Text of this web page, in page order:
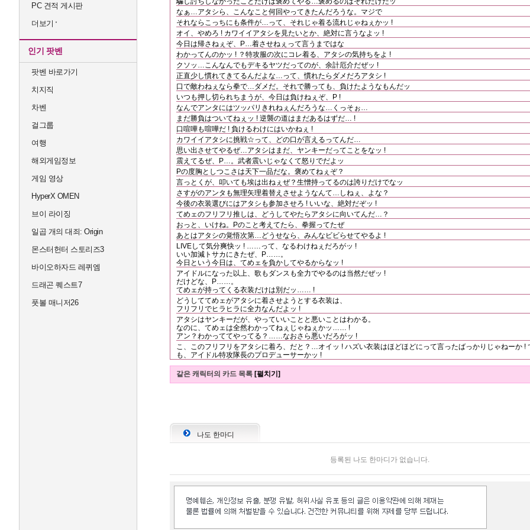
PC 견적 게시판
더보기
인기 팟벤
팟벤 바로가기
치지직
차벤
걸그룹
여행
해외게임정보
게임 영상
HyperX OMEN
브이 라이징
일곱 개의 대죄: Origin
몬스터헌터 스토리즈3
바이오하자드 레퀴엠
드래곤 퀘스트7
풋볼 매니저26
なぁ…アタシら、こんなこと何回やってきたんだろうな。マジで
それならこっちにも条件が…って、それじゃ着る流れじゃねぇかッ !
オイ、やめろ ! カワイイアタシを見たいとか、絶対に言うなよッ !
今日は帰さねぇぞ、P…着させねぇって言うまではな
わかってんのかッ ! ？特攻服の次にコレ着る、アタシの気持ちをよ !
クソッ…こんなんでもデキるヤツだってのが、余計厄介だぜッ !
正直少し慣れてきてるんだよな…って、慣れたらダメだろアタシ !
口で敵わねぇなら拳で…ダメだ。それで勝っても、負けたようなもんだッ
いつも押し切られちまうが、今日は負けねぇぞ、P !
なんでアンタにはツッパリきれねぇんだろうな…くっそぉ…
まだ勝負はついてねぇッ ! 逆襲の道はまだあるはずだ… !
口喧嘩も喧嘩だ ! 負けるわけにはいかねぇ !
カワイイアタシに挑戦☆って、どの口が言えるってんだ…
思い出させてやるぜ…アタシはまだ、ヤンキーだってことをなッ !
震えてるぜ、P…。武者震いじゃなくて怒りでだよッ
Pの度胸としつこさは天下一品だな。褒めてねぇぞ？
言っとくが、叩いても埃は出ねぇぜ？生憎持ってるのは誇りだけでなッ
さすがのアンタも無理矢理着替えさせようなんて…しねぇ、よな？
今後の衣装選びにはアタシも参加させろ ! いいな、絶対だぞッ !
てめェのフリフリ推しは、どうしてやたらアタシに向いてんだ…？
おっと、いけね。Pのこと考えてたら、拳握ってたぜ
あとはアタシの覚悟次第…どうせなら、みんなビビらせてやるよ !
LIVEして気分爽快ッ ! ……って、なるわけねぇだろがッ !
いい加減トサカにきたぜ、P……。
今日という今日は、てめェを負かしてやるからなッ !
アイドルになった以上、歌もダンスも全力でやるのは当然だぜッ !
だけどな、P……。
てめェが持ってくる衣装だけは別だッ…… !
どうしててめェがアタシに着させようとする衣装は、
フリフリでヒラヒラに全力なんだよッ !
アタシはヤンキーだが、やっていいことと悪いことはわかる。
なのに、てめェは全然わかってねぇじゃねぇかッ…… !
アン？わかっててやってる？……なおさら悪いだろがッ !
こ、このフリフリをアタシに着ろ、だと？…オイッ ! ハズい衣装はほどほどにって言ったばっかりじゃねーか !
も、アイドル特攻隊長のプロデューサーかッ !
같은 캐릭터의 카드 목록 [펼치기]
나도 한마디
등록된 나도 한마디가 없습니다.